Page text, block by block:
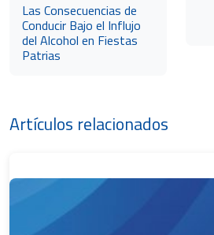
Las Consecuencias de
Conducir Bajo el Influjo
del Alcohol en Fiestas
Patrias
Artículos relacionados